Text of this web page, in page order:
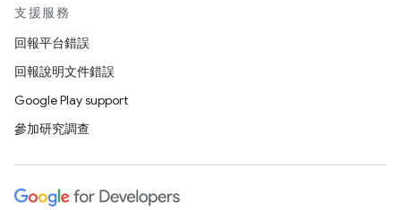
支援服務
回報平台錯誤
回報說明文件錯誤
Google Play support
參加研究調查